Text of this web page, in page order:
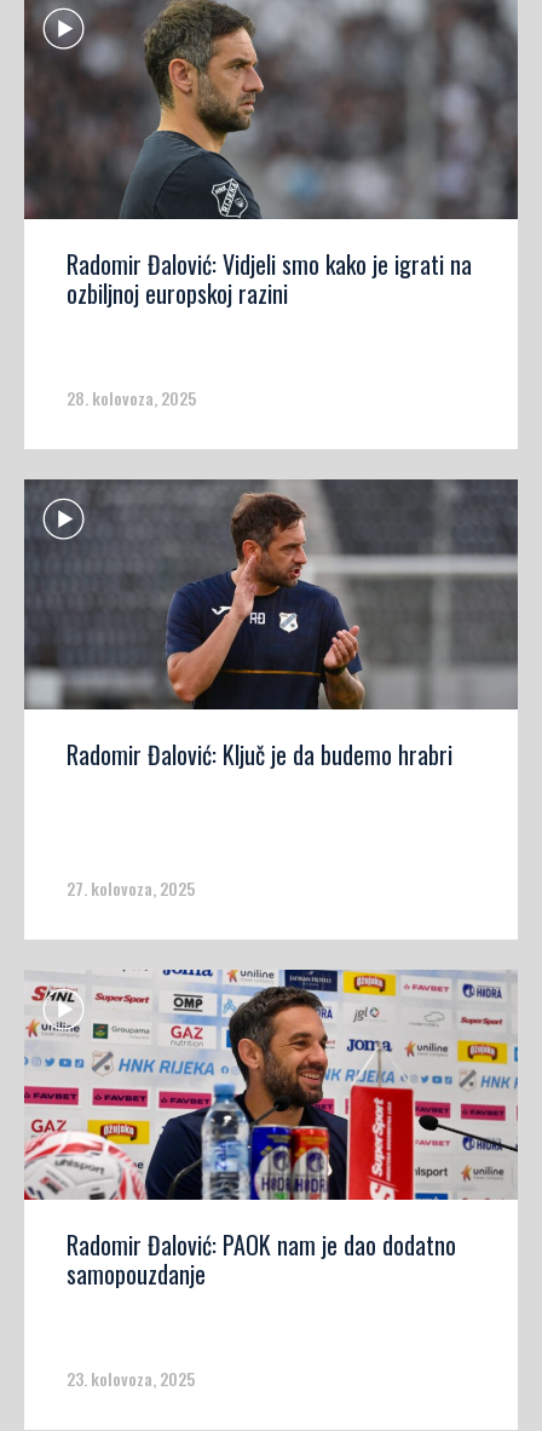
Radomir Đalović: Vidjeli smo kako je igrati na
ozbiljnoj europskoj razini
28. kolovoza, 2025
Radomir Đalović: Ključ je da budemo hrabri
27. kolovoza, 2025
Radomir Đalović: PAOK nam je dao dodatno
samopouzdanje
23. kolovoza, 2025